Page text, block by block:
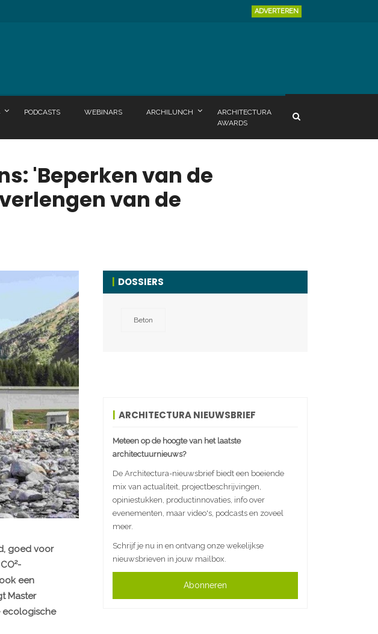
ADVERTEREN
PODCASTS WEBINARS ARCHILUNCH
ARCHITECTURA
AWARDS
'Beperken van de
van de
goed voor
een
Master
ecologische
DOSSIERS
Beton
ARCHITECTURA NIEUWSBRIEF
Meteen op de hoogte van het laatste
architectuurnieuws?
De Architectura-nieuwsbrief biedt een boeiende
mix van actualiteit, projectbeschrijvingen,
opiniestukken, productinnovaties, info over
evenementen, maar video's, podcasts en zoveel
meer.
Schrijf je nu in en ontvang onze wekelijkse
nieuwsbrieven in jouw mailbox.
Abonneren